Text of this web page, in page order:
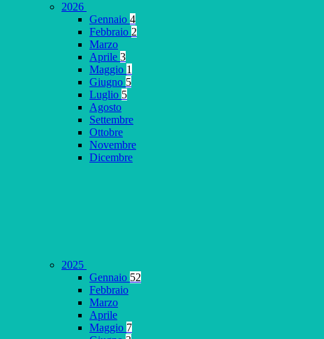
2026
Gennaio 4
Febbraio 2
Marzo
Aprile 3
Maggio 1
Giugno 5
Luglio 5
Agosto
Settembre
Ottobre
Novembre
Dicembre
2025
Gennaio 52
Febbraio
Marzo
Aprile
Maggio 7